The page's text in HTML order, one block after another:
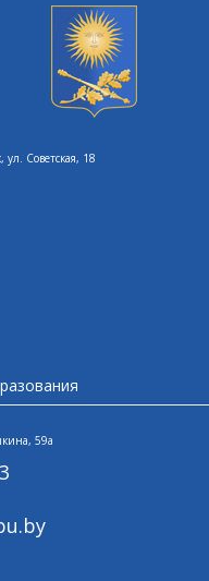
Советская, 18
59а